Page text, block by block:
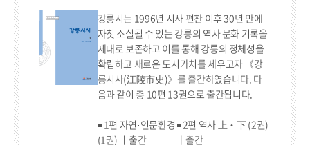
강릉시는 1996년 시사 편찬 이후 30년 만에
자칫 소실될 수 있는 강릉의 역사 문화 기록을
제대로 보존하고 이를 통해 강릉의 정체성을
확립하고 새로운 도시가치를 세우고자 《강
릉시사(江陵市史)》를 출간하였습니다. 다
음과 같이 총 10편 13권으로 출간됩니다.
￭ 1편 자연·인문환경
(1권) 丨출간
￭ 2편 역사 上‧下 (2권)
丨출간